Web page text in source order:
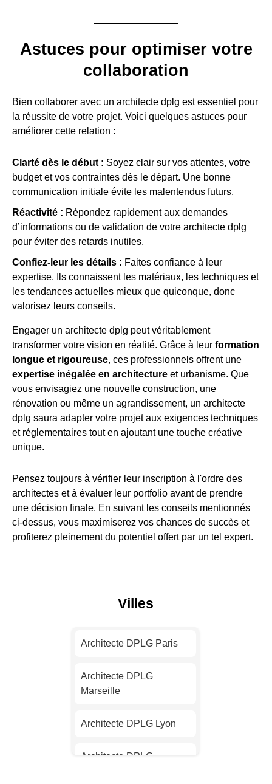
Astuces pour optimiser votre
collaboration
Bien collaborer avec un architecte dplg est essentiel pour
la réussite de votre projet. Voici quelques astuces pour
améliorer cette relation :
Clarté dès le début : Soyez clair sur vos attentes, votre
budget et vos contraintes dès le départ. Une bonne
communication initiale évite les malentendus futurs.
Réactivité : Répondez rapidement aux demandes
d’informations ou de validation de votre architecte dplg
pour éviter des retards inutiles.
Confiez-leur les détails : Faites confiance à leur
expertise. Ils connaissent les matériaux, les techniques et
les tendances actuelles mieux que quiconque, donc
valorisez leurs conseils.
Engager un architecte dplg peut véritablement
transformer votre vision en réalité. Grâce à leur formation
longue et rigoureuse, ces professionnels offrent une
expertise inégalée en architecture et urbanisme. Que
vous envisagiez une nouvelle construction, une
rénovation ou même un agrandissement, un architecte
dplg saura adapter votre projet aux exigences techniques
et réglementaires tout en ajoutant une touche créative
unique.
Pensez toujours à vérifier leur inscription à l'ordre des
architectes et à évaluer leur portfolio avant de prendre
une décision finale. En suivant les conseils mentionnés
ci-dessus, vous maximiserez vos chances de succès et
profiterez pleinement du potentiel offert par un tel expert.
Villes
Architecte DPLG Paris
Architecte DPLG
Marseille
Architecte DPLG Lyon
Architecte DPLG